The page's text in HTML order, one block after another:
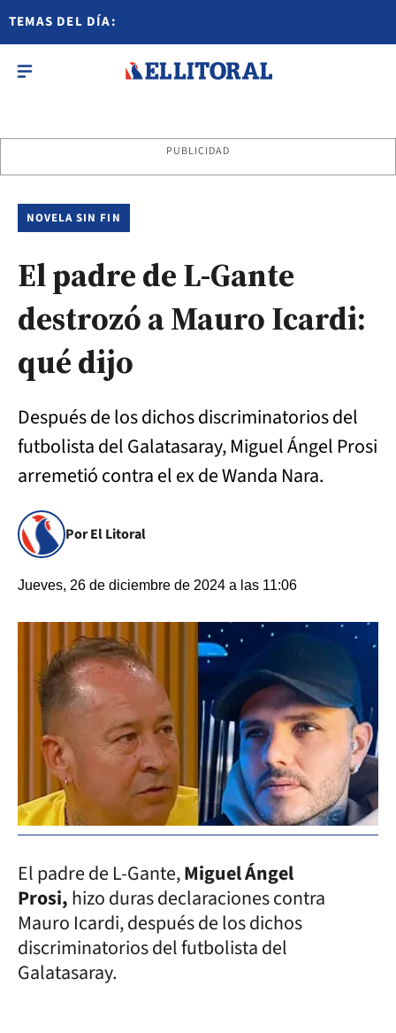
TEMAS DEL DÍA:
PUBLICIDAD
NOVELA SIN FIN
El padre de L-Gante
destrozó a Mauro Icardi:
qué dijo
Después de los dichos discriminatorios del
futbolista del Galatasaray, Miguel Ángel Prosi
arremetió contra el ex de Wanda Nara.
Por El Litoral
Jueves, 26 de diciembre de 2024 a las 11:06
El padre de L-Gante,Miguel Ángel
Prosi,hizo duras declaraciones contra
Mauro Icardi, después de los dichos
discriminatorios del futbolista del
Galatasaray.